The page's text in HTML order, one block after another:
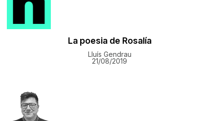
La poesia de Rosalía
Lluís Gendrau
21/08/2019